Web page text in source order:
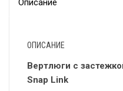
Описание
ОПИСАНИЕ
Вертлюги с
Snap Link